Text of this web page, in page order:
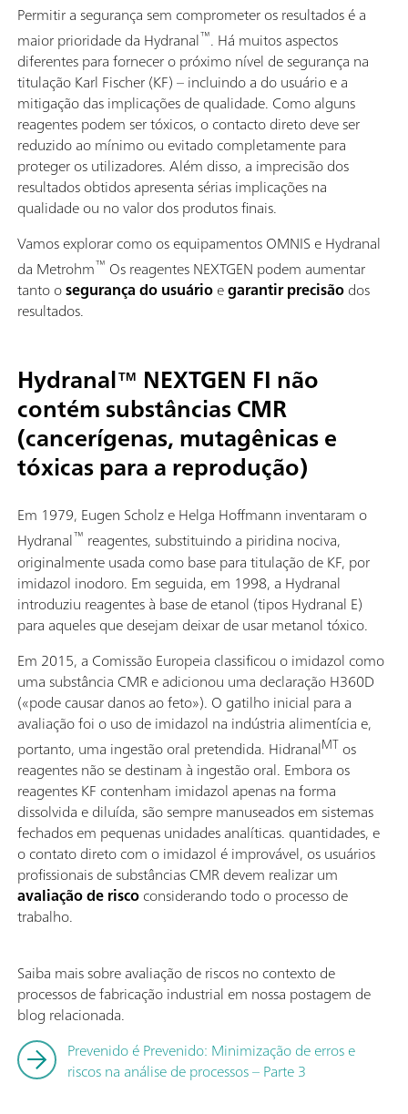
Permitir a segurança sem comprometer os resultados é a
maior prioridade da Hydranal™. Há muitos aspectos
diferentes para fornecer o próximo nível de segurança na
titulação Karl Fischer (KF) – incluindo a do usuário e a
mitigação das implicações de qualidade. Como alguns
reagentes podem ser tóxicos, o contacto direto deve ser
reduzido ao mínimo ou evitado completamente para
proteger os utilizadores. Além disso, a imprecisão dos
resultados obtidos apresenta sérias implicações na
qualidade ou no valor dos produtos finais.
Vamos explorar como os equipamentos OMNIS e Hydranal
da Metrohm™ Os reagentes NEXTGEN podem aumentar
tanto osegurança do usuárioegarantir precisãodos
resultados.
Hydranal™ NEXTGEN FI não
contém substâncias CMR
(cancerígenas, mutagênicas e
tóxicas para a reprodução)
Em 1979, Eugen Scholz e Helga Hoffmann inventaram o
Hydranal™ reagentes, substituindo a piridina nociva,
originalmente usada como base para titulação de KF, por
imidazol inodoro. Em seguida, em 1998, a Hydranal
introduziu reagentes à base de etanol (tipos Hydranal E)
para aqueles que desejam deixar de usar metanol tóxico.
Em 2015, a Comissão Europeia classificou o imidazol como
uma substância CMR e adicionou uma declaração H360D
(«pode causar danos ao feto»). O gatilho inicial para a
avaliação foi o uso de imidazol na indústria alimentícia e,
portanto, uma ingestão oral pretendida. HidranalMT os
reagentes não se destinam à ingestão oral. Embora os
reagentes KF contenham imidazol apenas na forma
dissolvida e diluída, são sempre manuseados em sistemas
fechados em pequenas unidades analíticas. quantidades, e
o contato direto com o imidazol é improvável, os usuários
profissionais de substâncias CMR devem realizar um
avaliação de riscoconsiderando todo o processo de
trabalho.
Saiba mais sobre avaliação de riscos no contexto de
processos de fabricação industrial em nossa postagem de
blog relacionada.
Prevenido é Prevenido: Minimização de erros e
riscos na análise de processos – Parte 3